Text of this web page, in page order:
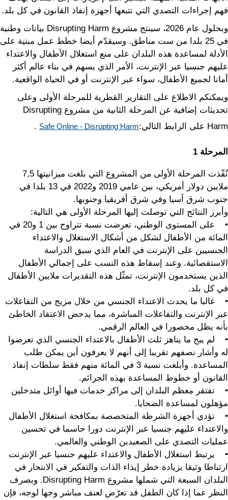
فهم إجراءات التصدي التي تتبعها أجهزة إنفاذ القانون في كل بلد.
وبحلول عام 2026، سينتج مشروع Disrupting Harm بيانات وطنية
في 25 بلدا من ست مناطق. وسيقدّم أيضا خطط عمل مبنية على
الأدلة لمساعدة هذه البلدان على منع استغلال الأطفال والاعتداء
عليهم جنسيا عبر الإنترنت، الأمر الذي يسهم في بناء عالم أكثر
أمانا لجميع الأطفال، سواء عبر الإنترنت أو في الحياة الواقعية.
ويمكنكم الاطلاع على التقارير القطرية للمرحلة الأولى وعلى
تحديثات إضافية عن المرحلة الثانية من مشروع Disrupting
Harm على الرابط التالي:
Safe Online - Disrupting Harm
.
المرحلة 1
نُفّذت المرحلة الأولى من المشروع التي بلغت ميزانيتها 7,5
ملايين دولار أمريكي، بين عامي 2019 و2022 في 13 بلدا في
جنوب شرق آسيا وفي شرق أفريقيا وجنوبها.
وأبرز النتائج التي توصلت إليها المرحلة الأولى هي التالية:
• على المستوى الوطني، تعرضت نسبة تتراوح بين 1 و20 في
المائة من الأطفال لشكل من أشكال الاستغلال والاعتداء
الجنسيين على الإنترنت في العام الذي سبق الدراسة
الاستقصائية. وعند إسقاط هذه النسب على إجمالي الأطفال
الذين يستخدمون الإنترنت، تمثّل هذه التقديرات ملايين الأطفال
في كل بلد.
• غالبا ما يحدث الاعتداء الجنسي من خلال مزيج من التفاعلات
عبر الإنترنت والتفاعلات المباشرة، مما يدحض الاعتقاد الخاطئ
بأنه يظل محصورا في العالم الرقمي.
• لم يبح ما يناهز ثلث الأطفال بالاعتداء الجنسي الذي تعرضوا
له وأشار نصفهم تقريبا إلى أنهم لا يعرفون أين يمكن طلب
المساعدة. وأبلغت نسبة 3 في المائة منهم فقط سلطات إنفاذ
القانون أو خطوط المساعدة بهذه الجرائم.
• تفتقر معظم البلدان إلى مراكز خدمات فيها أوائل متدخلين
مؤهلون لمساعدة الضحايا.
• تؤدي أجهزة الشرطة المتخصصة بمكافحة استغلال الأطفال
والاعتداء عليهم جنسيا عبر الإنترنت دورا حاسما في تحسين
عمليات التصدي على الصعيدين الوطني والعالمي.
• يرتبط استغلال الأطفال والاعتداء عليهم جنسيا عبر الإنترنت
ارتباطا وثيقا بزيادة خطر إيذاء الذات والتفكير في الانتحار في
البلدان السبعة التي شملها مشروع Disrupting Harm. وبصرف
النظر عما إذا كان الطفل قد تعرّض لعنف مباشر وجها لوجه، فإن